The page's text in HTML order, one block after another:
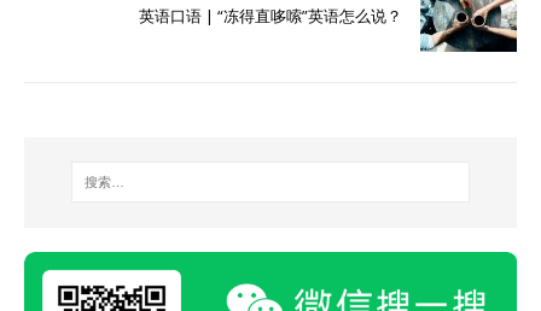
英语口语 | “冻得直哆嗦”英语怎么说？